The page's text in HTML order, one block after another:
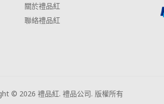
關於禮品紅
聯絡禮品紅
© 2026 禮品紅. 禮品公司. 版權所有